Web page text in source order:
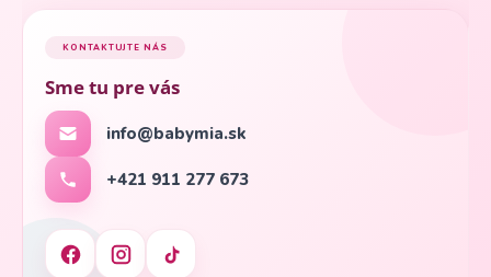
KONTAKTUJTE NÁS
Sme tu pre vás
info@babymia.sk
+421 911 277 673